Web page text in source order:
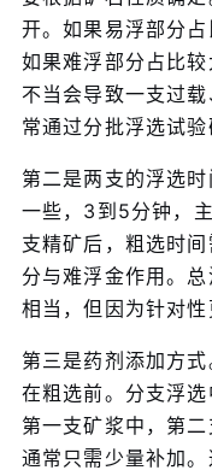
开。如果易浮部分占
如果难浮部分占比
不当会导致一支过
常通过分批浮选试验
第二是两支的浮选
一些，3到5分钟，
支精矿后，粗选时
分与难浮金作用。
相当，但因为针对性
第三是药剂添加方
在粗选前。分支浮
第一支矿浆中，第二
通常只需少量补加